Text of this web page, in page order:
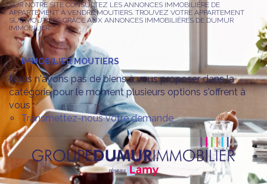
SUR NOTRE SITE CONSULTEZ LES ANNONCES IMMOBILIÈRE DE
APPARTEMENT À VENDRE MOUTIERS. TROUVEZ VOTRE APPARTEMENT
SUR MOUTIERS GRÂCE AUX ANNONCES IMMOBILIÈRES DE DUMUR
IMMOBILIER.
IMMOBILIER MOUTIERS
Nous n'avons pas de biens à vous proposer dans la
catégorie pour le moment plusieurs options s'offrent à
vous :
Transmettez-nous votre demande